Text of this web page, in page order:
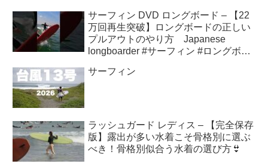
サーフィン DVD ロングボード – 【22
万回再生突破】ロングボードの正しい
プルアウトのやり方 Japanese
longboarder #サーフィン #ロングボー
サーフィン
ラッシュガード レディス – 【完全保存
版】露出が多い水着こそ骨格別に選ぶ
べき！骨格別似合う水着の選び方👙